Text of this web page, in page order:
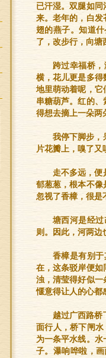
已汗湿。双腿如
来。老年的，白发
翅的燕子。知道
了，改步行，向塘
跨过幸福桥
横，花儿更是多得
地里萌动着呢，它
串糖葫芦。红的
得想去摘上一朵两
我停下脚步，
片花瓣上，嗅了又
走不多远，便
郁葱葱，根本不像
忽视了香樟，很是
塘西河是经
则。因此，河两边
香樟是有别
在，这条驳岸便如
浊，清莹得好似一
愝意得让人的心都
越过广西路桥
面行人，桥下闸
为一条平水线。
子。瀑响哗啦，